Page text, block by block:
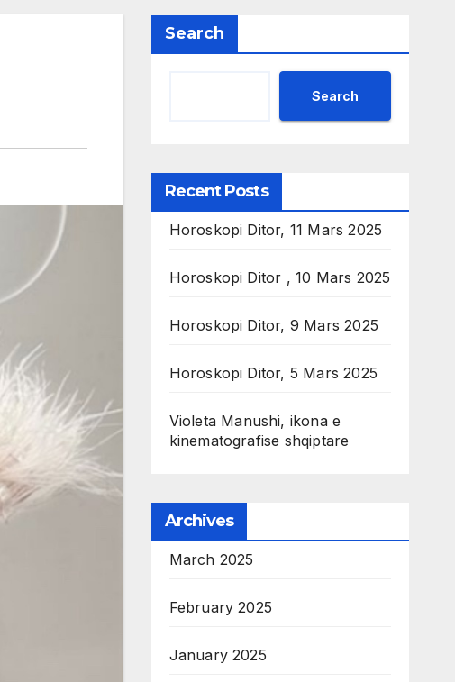
Search
Search
Recent Posts
Horoskopi Ditor, 11 Mars 2025
Horoskopi Ditor , 10 Mars 2025
Horoskopi Ditor, 9 Mars 2025
Horoskopi Ditor, 5 Mars 2025
Violeta Manushi, ikona e
kinematografise shqiptare
Archives
March 2025
February 2025
January 2025